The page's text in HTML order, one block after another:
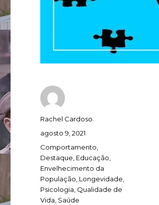
Autor
Rachel Cardoso
Publicado
agosto 9, 2021
Categorias
Comportamento
Destaque Educação
Envelhecimento da
População Longevidade
Psicologia Qualidade de
Vida Saúde